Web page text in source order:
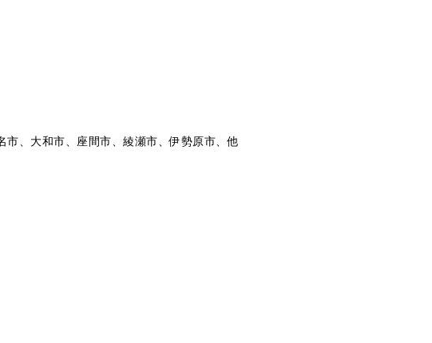
、大和市、座間市、綾瀬市、伊勢原市、他